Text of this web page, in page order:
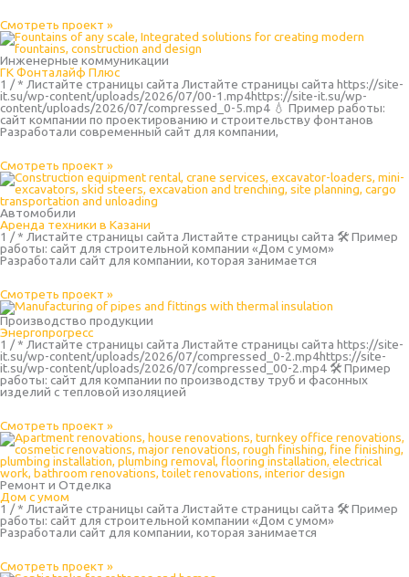
Смотреть проект »
Инженерные коммуникации
ГК Фонталайф Плюс
1 / * Листайте страницы сайта Листайте страницы сайта https://site-
it.su/wp-content/uploads/2026/07/00-1.mp4https://site-it.su/wp-
content/uploads/2026/07/compressed_0-5.mp4 💧 Пример работы:
сайт компании по проектированию и строительству фонтанов
Разработали современный сайт для компании,
Смотреть проект »
Автомобили
Аренда техники в Казани
1 / * Листайте страницы сайта Листайте страницы сайта 🛠 Пример
работы: сайт для строительной компании «Дом с умом»
Разработали сайт для компании, которая занимается
Смотреть проект »
Производство продукции
Энергопрогресс
1 / * Листайте страницы сайта Листайте страницы сайта https://site-
it.su/wp-content/uploads/2026/07/compressed_0-2.mp4https://site-
it.su/wp-content/uploads/2026/07/compressed_00-2.mp4 🛠 Пример
работы: сайт для компании по производству труб и фасонных
изделий с тепловой изоляцией
Смотреть проект »
Ремонт и Отделка
Дом с умом
1 / * Листайте страницы сайта Листайте страницы сайта 🛠 Пример
работы: сайт для строительной компании «Дом с умом»
Разработали сайт для компании, которая занимается
Смотреть проект »